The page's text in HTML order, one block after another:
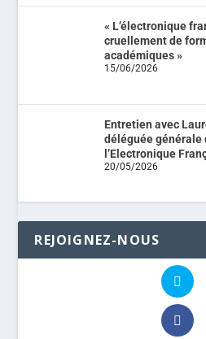
« L’électronique
cruellement de
académiques »
15/06/2026
Entretien avec
déléguée générale
l’Electronique
20/05/2026
REJOIGNEZ-NOUS